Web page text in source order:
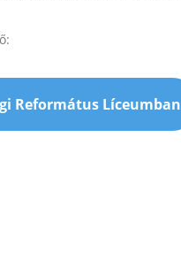
Református Líceumban